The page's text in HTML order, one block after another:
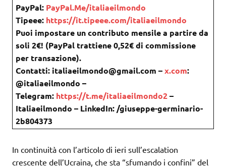
PayPal: PayPal.Me/italiaeilmondo
Tipeee: https://it.tipeee.com/italiaeilmondo
Puoi impostare un contributo mensile a partire da
soli 2€! (PayPal trattiene 0,52€ di commissione
per transazione).
Contatti: italiaeilmondo@gmail.com –x.com:
@italiaeilmondo –
Telegram: https://t.me/italiaeilmondo2–
Italiaeilmondo – LinkedIn: /giuseppe-germinario-
2b804373
In continuità con l’articolo di ieri sull’escalation
crescente dell’Ucraina, che sta “sfumando i confini” del